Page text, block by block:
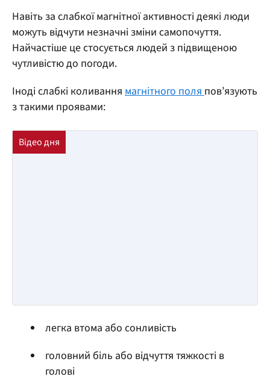
Навіть за слабкої магнітної активності деякі люди
можуть відчути незначні зміни самопочуття.
Найчастіше це стосується людей з підвищеною
чутливістю до погоди.
Іноді слабкі коливання магнітного поля пов’язують
з такими проявами:
легка втома або сонливість
головний біль або відчуття тяжкості в
голові